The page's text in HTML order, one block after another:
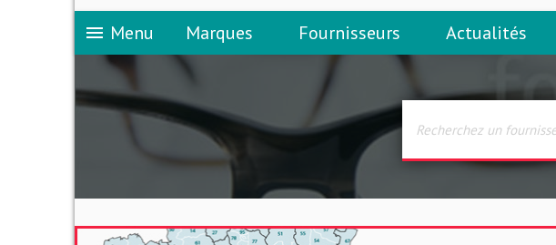
menu Menu Marques Fournisseurs Actualités